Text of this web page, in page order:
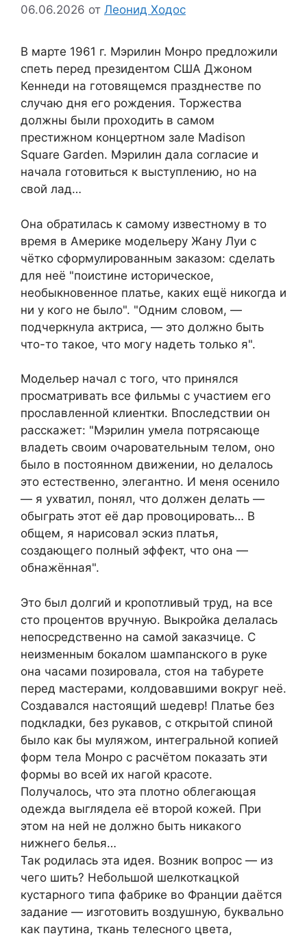
06.06.2026 от Леонид Ходос
В марте 1961 г. Мэрилин Монро предложили
спеть перед президентом США Джоном
Кеннеди на готовящемся празднестве по
случаю дня его рождения. Торжества
должны были проходить в самом
престижном концертном зале Madison
Square Garden. Мэрилин дала согласие и
начала готовиться к выступлению, но на
свой лад…
Она обратилась к самому известному в то
время в Америке модельеру Жану Луи с
чётко сформулированным заказом: сделать
для неё "поистине историческое,
необыкновенное платье, каких ещё никогда и
ни у кого не было". "Одним словом, —
подчеркнула актриса, — это должно быть
что-то такое, что могу надеть только я".
Модельер начал с того, что принялся
просматривать все фильмы с участием его
прославленной клиентки. Впоследствии он
расскажет: "Мэрилин умела потрясающе
владеть своим очаровательным телом, оно
было в постоянном движении, но делалось
это естественно, элегантно. И меня осенило
— я ухватил, понял, что должен делать —
обыграть этот её дар провоцировать… В
общем, я нарисовал эскиз платья,
создающего полный эффект, что она —
обнажённая".
Это был долгий и кропотливый труд, на все
сто процентов вручную. Выкройка делалась
непосредственно на самой заказчице. С
неизменным бокалом шампанского в руке
она часами позировала, стоя на табурете
перед мастерами, колдовавшими вокруг неё.
Создавался настоящий шедевр! Платье без
подкладки, без рукавов, с открытой спиной
было как бы муляжом, интегральной копией
форм тела Монро с расчётом показать эти
формы во всей их нагой красоте.
Получалось, что эта плотно облегающая
одежда выглядела её второй кожей. При
этом на ней не должно быть никакого
нижнего белья…
Так родилась эта идея. Возник вопрос — из
чего шить? Небольшой шелкоткацкой
кустарного типа фабрике во Франции даётся
задание — изготовить воздушную, буквально
как паутина, ткань телесного цвета,